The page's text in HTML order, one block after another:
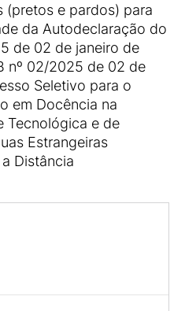
(pretos e pardos) para
da Autodeclaração do
de 02 de janeiro de
nº 02/2025 de 02 de
Seletivo para o
em Docência na
Tecnológica e de
Estrangeiras
Distância